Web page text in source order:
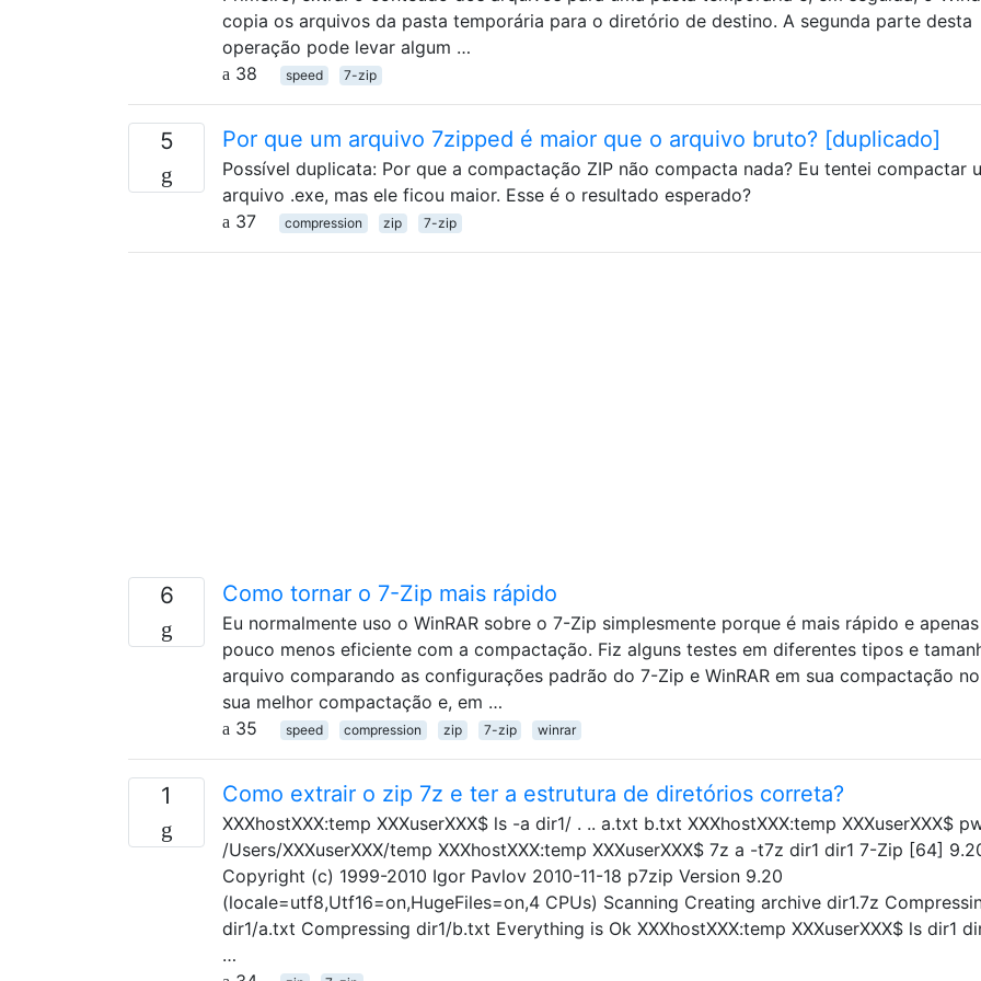
copia os arquivos da pasta temporária para o diretório de destino. A segunda parte desta
operação pode levar algum …
38
speed 7-zip
5 Por que um arquivo 7zipped é maior que o arquivo bruto? [duplicado]
Possível duplicata: Por que a compactação ZIP não compacta nada? Eu tentei compactar
arquivo .exe, mas ele ficou maior. Esse é o resultado esperado?
37
compression zip 7-zip
6 Como tornar o 7-Zip mais rápido
Eu normalmente uso o WinRAR sobre o 7-Zip simplesmente porque é mais rápido e
pouco menos eficiente com a compactação. Fiz alguns testes em diferentes tipos e
arquivo comparando as configurações padrão do 7-Zip e WinRAR em sua compactação
sua melhor compactação e, em …
35
speed compression zip 7-zip winrar
1 Como extrair o zip 7z e ter a estrutura de diretórios correta?
XXXhostXXX:temp XXXuserXXX$ ls -a dir1/ . .. a.txt b.txt XXXhostXXX:temp XXXuserXXX$
/Users/XXXuserXXX/temp XXXhostXXX:temp XXXuserXXX$ 7z a -t7z dir1 dir1 7-Zip [64]
Copyright (c) 1999-2010 Igor Pavlov 2010-11-18 p7zip Version 9.20
(locale=utf8,Utf16=on,HugeFiles=on,4 CPUs) Scanning Creating archive dir1.7z
dir1/a.txt Compressing dir1/b.txt Everything is Ok XXXhostXXX:temp XXXuserXXX$ ls dir1
…